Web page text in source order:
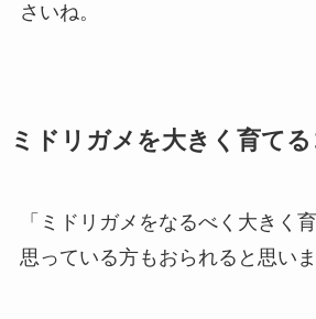
さいね。
ミドリガメを大きく育てる
「ミドリガメをなるべく大きく
思っている方もおられると思いま